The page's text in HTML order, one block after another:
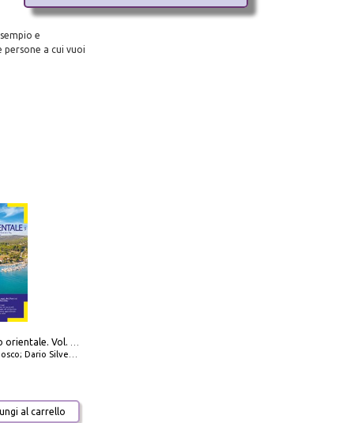
e
a cui vuoi
777 Adriatico orientale. Vol. 1: Istria, Costa della Dalmazia da Smrika a Zara, Isole del Quarnaro, Pag, Arcipelaghi di Zara, Sibenico e Incoronate
Silvestro; Marco Sbrizzi
al carrello